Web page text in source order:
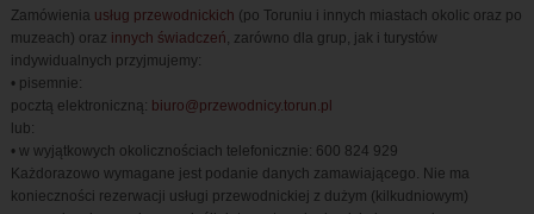
Zamówienia usług przewodnickich (po Toruniu i innych miastach okolic oraz po
muzeach) oraz innych świadczeń, zarówno dla grup, jak i turystów
indywidualnych przyjmujemy:
• pisemnie:
pocztą elektroniczną: biuro@przewodnicy.torun.pl
lub:
• w wyjątkowych okolicznościach telefonicznie: 600 824 929
Każdorazowo wymagane jest podanie danych zamawiającego. Nie ma
konieczności rezerwacji usługi przewodnickiej z dużym (kilkudniowym)